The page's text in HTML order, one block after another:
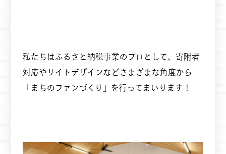
私たちはふるさと納税事業のプロとして、寄附者
対応やサイトデザインなどさまざまな角度から
「まちのファンづくり」を行ってまいります！